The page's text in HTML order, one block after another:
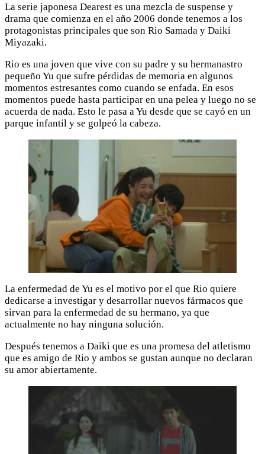
La serie japonesa Dearest es una mezcla de suspense y
drama que comienza en el año 2006 donde tenemos a los
protagonistas principales que son Rio Samada y Daiki
Miyazaki.
Rio es una joven que vive con su padre y su hermanastro
pequeño Yu que sufre pérdidas de memoria en algunos
momentos estresantes como cuando se enfada. En esos
momentos puede hasta participar en una pelea y luego no se
acuerda de nada. Esto le pasa a Yu desde que se cayó en un
parque infantil y se golpeó la cabeza.
La enfermedad de Yu es el motivo por el que Rio quiere
dedicarse a investigar y desarrollar nuevos fármacos que
sirvan para la enfermedad de su hermano, ya que
actualmente no hay ninguna solución.
Después tenemos a Daiki que es una promesa del atletismo
que es amigo de Rio y ambos se gustan aunque no declaran
su amor abiertamente.